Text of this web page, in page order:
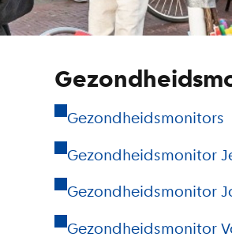
Gezondheidsmonitors
Gezondheidsmonitor
Gezondheidsmonitor
Gezondheidsmonitor